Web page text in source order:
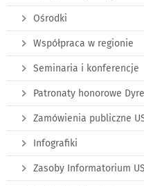
Ośrodki
Współpraca w regionie
Seminaria i konferencje
Patronaty honorowe
Zamówienia publiczne
Infografiki
Zasoby Informatorium US